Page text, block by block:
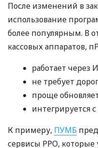
После изменений в
использование
более популярным. В
кассовых аппаратов,
работает через
не требует
проще
интегрируется
К примеру, ПУМБ
сервисы РРО,